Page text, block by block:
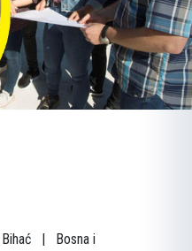
Bihać | Bosna i